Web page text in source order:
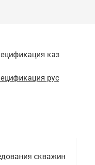
каз
рус
скважин